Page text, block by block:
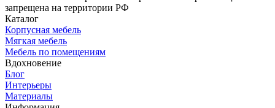
запрещена на территории РФ
Каталог
Корпусная мебель
Мягкая мебель
Мебель по помещениям
Вдохновение
Блог
Интерьеры
Материалы